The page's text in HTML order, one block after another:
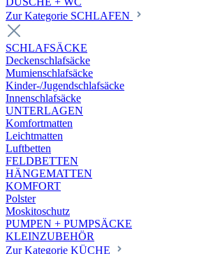
Zur Kategorie SCHLAFEN
SCHLAFSÄCKE
Deckenschlafsäcke
Mumienschlafsäcke
Kinder-/Jugendschlafsäcke
Innenschlafsäcke
UNTERLAGEN
Komfortmatten
Leichtmatten
Luftbetten
FELDBETTEN
HÄNGEMATTEN
KOMFORT
Polster
Moskitoschutz
PUMPEN + PUMPSÄCKE
KLEINZUBEHÖR
Zur Kategorie KÜCHE